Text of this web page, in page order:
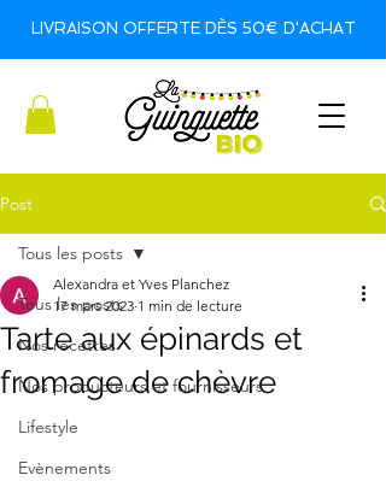
LIVRAISON OFFERTE DÈS 50€ D'ACHAT
Post
Tous les posts
Nos recettes
Nos producteurs et fournisseurs
Lifestyle
Evènements
Tous les posts
Tarte aux épinards et
fromage de chèvre
Alexandra et Yves Planchez
17 mars 2023 1 min de lecture